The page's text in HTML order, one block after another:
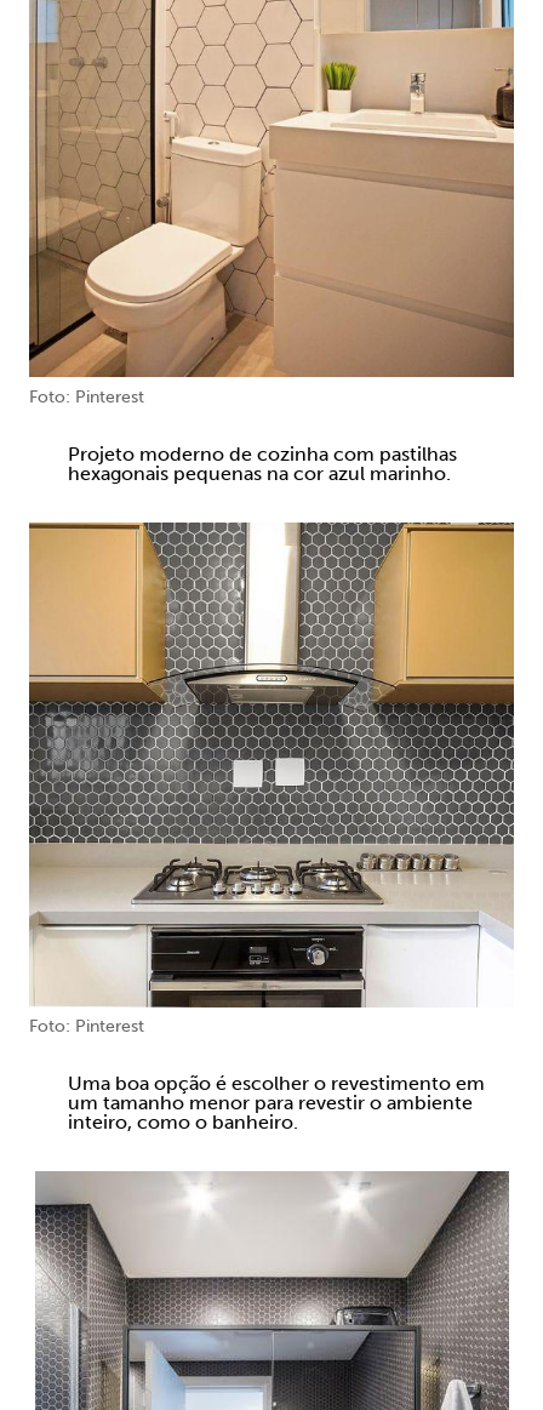
Foto: Pinterest
Projeto moderno de cozinha com pastilhas
hexagonais pequenas na cor azul marinho.
Foto: Pinterest
Uma boa opção é escolher o revestimento em
um tamanho menor para revestir o ambiente
inteiro, como o banheiro.